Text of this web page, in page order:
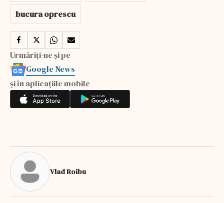
bucura oprescu
Urmăriți-ne și pe
Google News
și în aplicațiile mobile
Vlad Roibu